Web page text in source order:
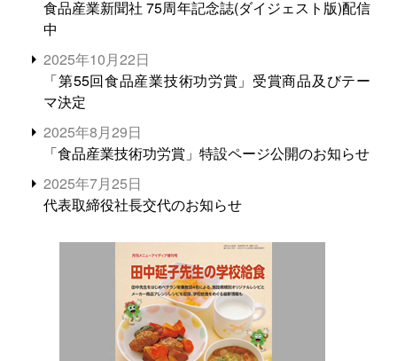
食品産業新聞社 75周年記念誌(ダイジェスト版)配信
中
2025年10月22日
「第55回食品産業技術功労賞」受賞商品及びテー
マ決定
2025年8月29日
「食品産業技術功労賞」特設ページ公開のお知らせ
2025年7月25日
代表取締役社長交代のお知らせ